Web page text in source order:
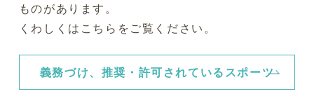
ものがあります。
くわしくはこちらをご覧ください。
義務づけ、推奨・許可されているスポーツ